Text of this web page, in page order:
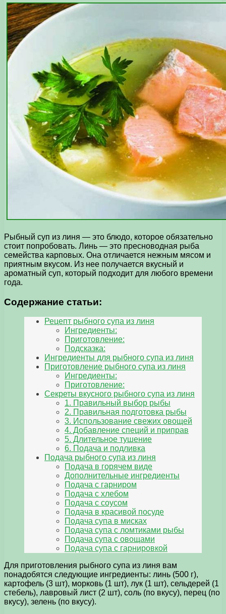
Рыбный суп из линя — это блюдо, которое обязательно
стоит попробовать. Линь — это пресноводная рыба
семейства карповых. Она отличается нежным мясом и
приятным вкусом. Из нее получается вкусный и
ароматный суп, который подходит для любого времени
года.
Содержание статьи:
Рецепт рыбного супа из линя
Ингредиенты:
Приготовление:
Подсказка:
Ингредиенты для рыбного супа из линя
Приготовление рыбного супа из линя
Ингредиенты:
Приготовление:
Секреты вкусного рыбного супа из линя
1. Правильный выбор рыбы
2. Правильная подготовка рыбы
3. Использование свежих овощей
4. Добавление специй и приправ
5. Длительное тушение
6. Подача и подливка
Подача рыбного супа из линя
Подача в горячем виде
Дополнительные ингредиенты
Подача с гарниром
Подача с хлебом
Подача с соусом
Подача в красивой посуде
Подача супа в мисках
Подача супа с ломтиками рыбы
Подача супа с овощами
Подача супа с гарнировкой
Для приготовления рыбного супа из линя вам
понадобятся следующие ингредиенты: линь (500 г),
картофель (3 шт), морковь (1 шт), лук (1 шт), сельдерей (1
стебель), лавровый лист (2 шт), соль (по вкусу), перец (по
вкусу), зелень (по вкусу).